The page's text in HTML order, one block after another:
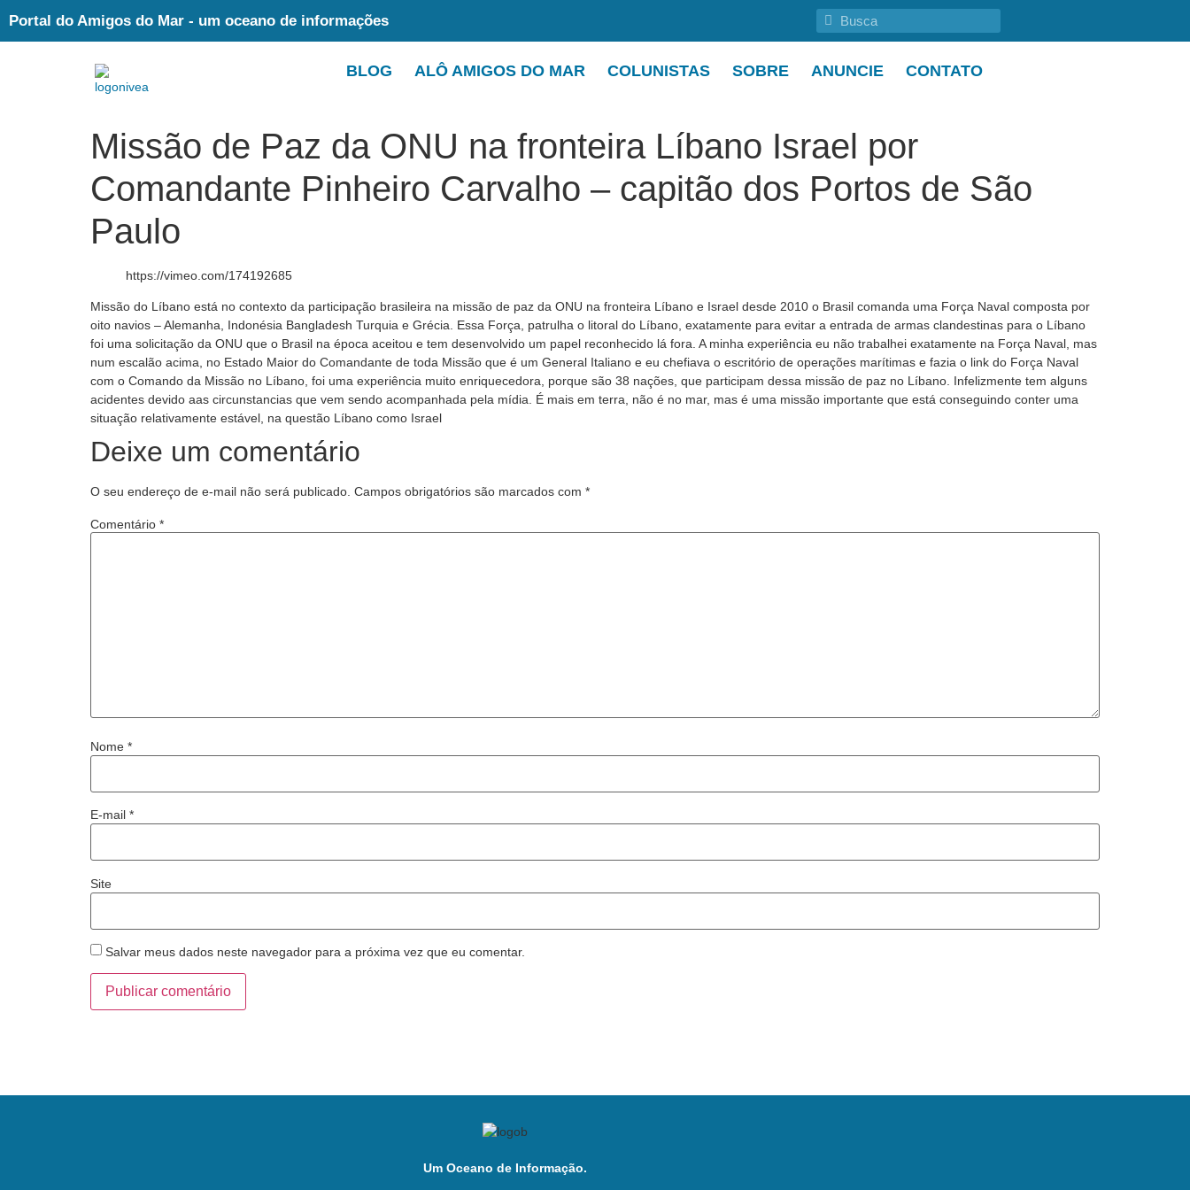
Portal do Amigos do Mar - um oceano de informações
BLOG ALÔ AMIGOS DO MAR COLUNISTAS SOBRE ANUNCIE CONTATO
Missão de Paz da ONU na fronteira Líbano Israel por
Comandante Pinheiro Carvalho – capitão dos Portos de São
Paulo
https://vimeo.com/174192685
Missão do Líbano está no contexto da participação brasileira na missão de paz da ONU na fronteira Líbano e Israel desde 2010 o Brasil comanda uma Força Naval composta por
oito navios – Alemanha, Indonésia Bangladesh Turquia e Grécia. Essa Força, patrulha o litoral do Líbano, exatamente para evitar a entrada de armas clandestinas para o Líbano
foi uma solicitação da ONU que o Brasil na época aceitou e tem desenvolvido um papel reconhecido lá fora. A minha experiência eu não trabalhei exatamente na Força Naval, mas
num escalão acima, no Estado Maior do Comandante de toda Missão que é um General Italiano e eu chefiava o escritório de operações marítimas e fazia o link do Força Naval
com o Comando da Missão no Líbano, foi uma experiência muito enriquecedora, porque são 38 nações, que participam dessa missão de paz no Líbano. Infelizmente tem alguns
acidentes devido aas circunstancias que vem sendo acompanhada pela mídia. É mais em terra, não é no mar, mas é uma missão importante que está conseguindo conter uma
situação relativamente estável, na questão Líbano como Israel
Deixe um comentário
O seu endereço de e-mail não será publicado. Campos obrigatórios são marcados com *
Comentário *
Nome *
E-mail *
Site
Salvar meus dados neste navegador para a próxima vez que eu comentar.
Um Oceano de Informação.